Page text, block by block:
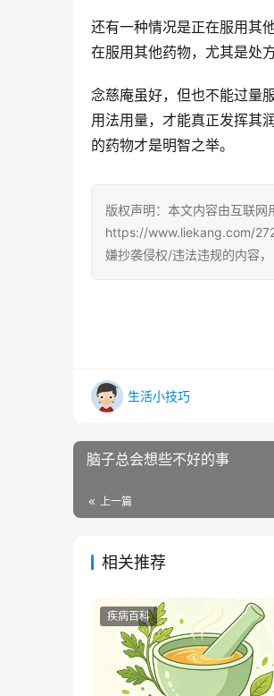
还有一种情况是正在服用其
在服用其他药物，尤其是处
念慈庵虽好，但也不能过量
用法用量，才能真正发挥其
的药物才是明智之举。
版权声明：本文内容由互联网
https://www.liekang.com/
嫌抄袭侵权/违法违规的内容
生活小技巧
脑子总会想些不好的事
上一篇
相关推荐
疾病百科